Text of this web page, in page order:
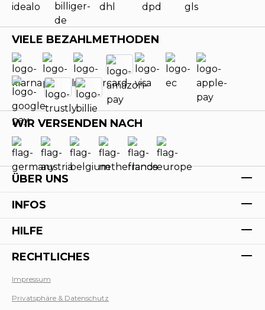
VIELE BEZAHLMETHODEN
WIR VERSENDEN NACH
ÜBER UNS
INFOS
HILFE
RECHTLICHES
Impressum
Privatsphäre & Datenschutz